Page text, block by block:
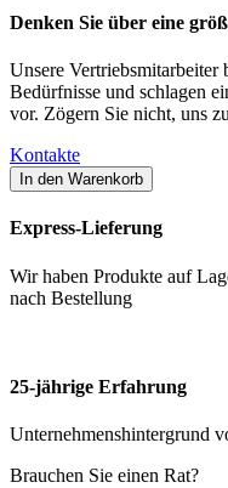
Denken Sie über eine
Unsere Vertriebsmitarbeiter
Bedürfnisse und schlagen
vor. Zögern Sie nicht, uns zu
Kontakte
Express-Lieferung
Wir haben Produkte auf
nach Bestellung
25-jährige Erfahrung
Unternehmenshintergrund
Brauchen Sie einen Rat?